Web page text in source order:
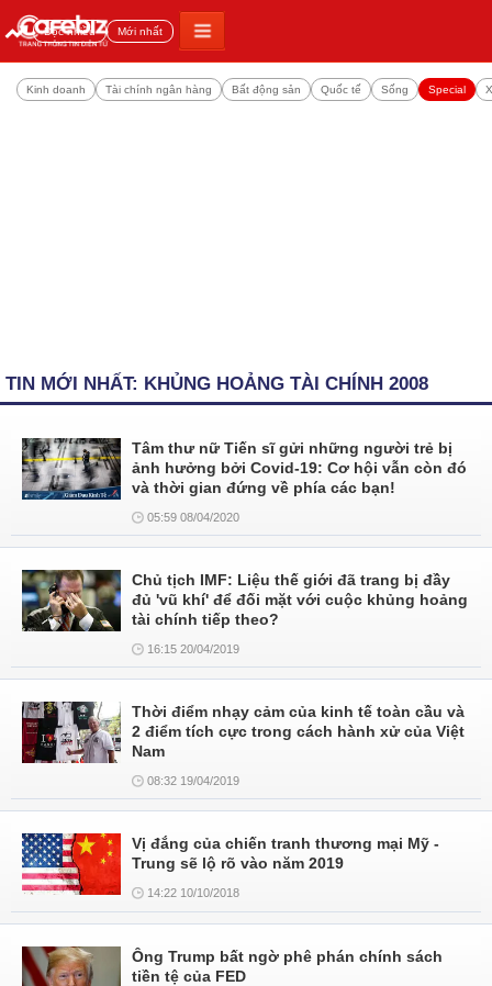
Đọc nhiều Mới nhất
Kinh doanh Tài chính ngân hàng Bất động sản Quốc tế Sống Special
TIN MỚI NHẤT: KHỦNG HOẢNG TÀI CHÍNH 2008
Tâm thư nữ Tiến sĩ gửi những người trẻ bị
ảnh hưởng bởi Covid-19: Cơ hội vẫn còn đó
và thời gian đứng về phía các bạn!
05:59 08/04/2020
Chủ tịch IMF: Liệu thế giới đã trang bị đầy
đủ 'vũ khí' để đối mặt với cuộc khủng hoảng
tài chính tiếp theo?
16:15 20/04/2019
Thời điểm nhạy cảm của kinh tế toàn cầu và
2 điểm tích cực trong cách hành xử của Việt
Nam
08:32 19/04/2019
Vị đắng của chiến tranh thương mại Mỹ -
Trung sẽ lộ rõ vào năm 2019
14:22 10/10/2018
Ông Trump bất ngờ phê phán chính sách
tiền tệ của FED